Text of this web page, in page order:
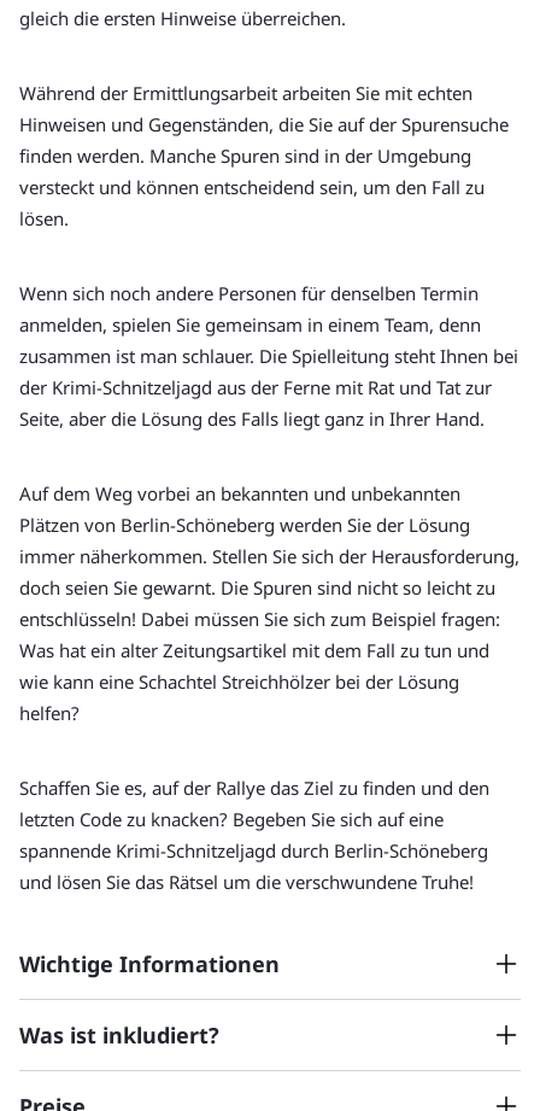
gleich die ersten Hinweise überreichen.
Während der Ermittlungsarbeit arbeiten Sie mit echten
Hinweisen und Gegenständen, die Sie auf der Spurensuche
finden werden. Manche Spuren sind in der Umgebung
versteckt und können entscheidend sein, um den Fall zu
lösen.
Wenn sich noch andere Personen für denselben Termin
anmelden, spielen Sie gemeinsam in einem Team, denn
zusammen ist man schlauer. Die Spielleitung steht Ihnen bei
der Krimi-Schnitzeljagd aus der Ferne mit Rat und Tat zur
Seite, aber die Lösung des Falls liegt ganz in Ihrer Hand.
Auf dem Weg vorbei an bekannten und unbekannten
Plätzen von Berlin-Schöneberg werden Sie der Lösung
immer näherkommen. Stellen Sie sich der Herausforderung,
doch seien Sie gewarnt. Die Spuren sind nicht so leicht zu
entschlüsseln! Dabei müssen Sie sich zum Beispiel fragen:
Was hat ein alter Zeitungsartikel mit dem Fall zu tun und
wie kann eine Schachtel Streichhölzer bei der Lösung
helfen?
Schaffen Sie es, auf der Rallye das Ziel zu finden und den
letzten Code zu knacken? Begeben Sie sich auf eine
spannende Krimi-Schnitzeljagd durch Berlin-Schöneberg
und lösen Sie das Rätsel um die verschwundene Truhe!
Wichtige Informationen
Die Tour hat in der Regel bis zu 8 Teilnehmer:innen.
Die Tour findet bei jedem Wetter statt. Denken Sie bitte
Was ist inkludiert?